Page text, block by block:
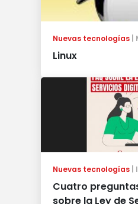
Nuevas tecnologías
Linux
Nuevas tecnologías
Cuatro
sobre la Ley de